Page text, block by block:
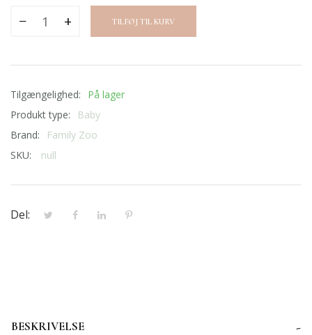
− + TILFØJ TIL KURV
Tilgængelighed:
På lager
Produkt type:
Baby
Brand:
Family Zoo
SKU:
null
Del:
BESKRIVELSE